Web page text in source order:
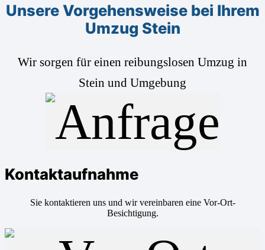
Unsere Vorgehensweise bei Ihrem
Umzug Stein
Wir sorgen für einen reibungslosen Umzug in
Stein und Umgebung
Kontaktaufnahme
Sie kontaktieren uns und wir vereinbaren eine Vor-Ort-
Besichtigung.